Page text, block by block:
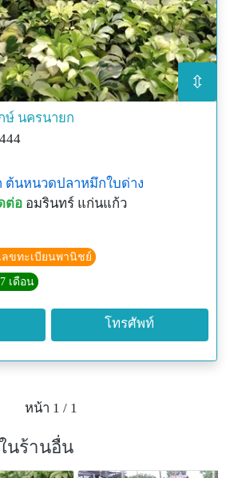
⇳
ษ์ นครนายก
ต้นหนวดปลาหมึกใบด่าง
ต่อ อมรินทร์ แก่นแก้ว
ลขทะเบียนพานิชย์
เดือน
โทรศัพท์
หน้า 1 / 1
นร้านอื่น